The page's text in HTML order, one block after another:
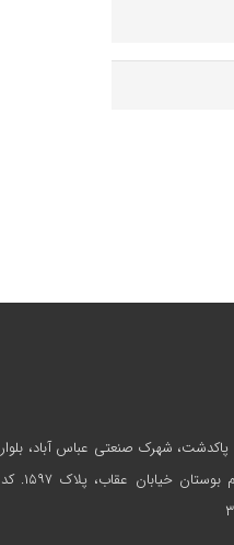
پاکدشت، شهرک صنعتی عباس آباد، بلوار
سعدی، خیابان یکم بوستان خیابان عقاب، پلاک ۱۵۹۷. کد